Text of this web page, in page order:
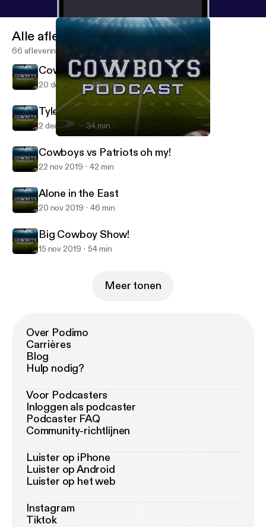
Cowboys Podcast
Alle afleveringen
66 afleveringen
Cowboys Vs Eagles
20 dec 2019 46 min
Tyler Harris on the show!
2 dec 2019 34 min
Cowboys vs Patriots oh my!
22 nov 2019 42 min
Alone in the East
20 nov 2019 46 min
Big Cowboy Show!
15 nov 2019 54 min
Meer tonen
Over Podimo
Carrières
Blog
Hulp nodig?
Voor Podcasters
Inloggen als podcaster
Podcaster FAQ
Community-richtlijnen
Luister op iPhone
Luister op Android
Luister op het web
Instagram
Tiktok